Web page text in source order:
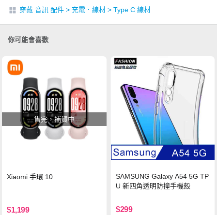
穿戴 音訊 配件 > 充電．線材 > Type C 線材
你可能會喜歡
售完，補貨中
Xiaomi 手環 10
$1,199
SAMSUNG Galaxy A54 5G TP
U 新四角透明防撞手機殼
$299